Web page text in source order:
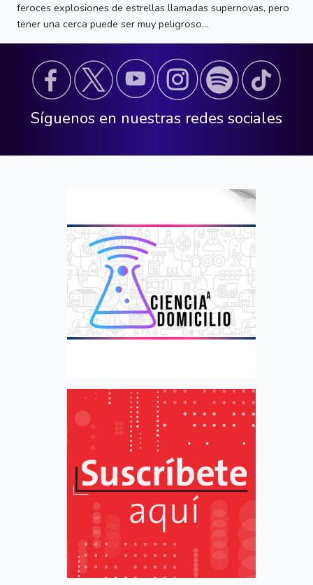
feroces explosiones de estrellas llamadas supernovas, pero
tener una cerca puede ser muy peligroso...
Síguenos en nuestras redes sociales